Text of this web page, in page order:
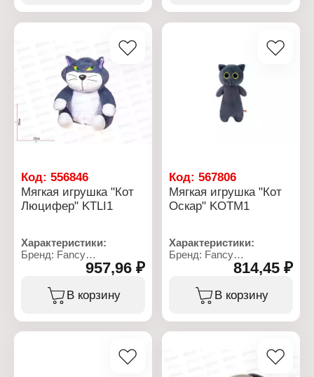
Код: 556846
Мягкая игрушка "Кот
Люцифер" KTLI1
Характеристики:
Бренд: Fancy
Артикул: KTLI1
Тип товара: Мягкая
игрушка
Модель: "Кот Люцифер"
957,96 ₽
В корзину
Код:567806
Мягкая игрушка "Кот
Оскар" KOTM1
Характеристики:
Бренд: Fancy
Артикул: KOTM1
Тип товара: Мягкая
игрушка
Модель: "Кот Оскар"
814,45 ₽
В корзину